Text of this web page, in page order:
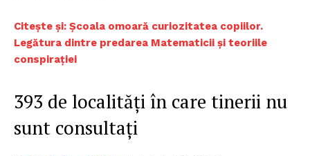
Citește și: Școala omoară curiozitatea copiilor.
Legătura dintre predarea Matematicii și teoriile
conspirației
393 de localități în care tinerii nu
sunt consultați